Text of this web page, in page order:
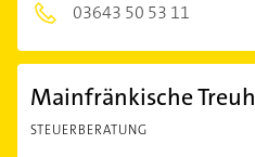
03643 50 53 11
Mainfränkische
STEUERBERATUNG